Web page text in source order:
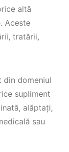
altă
Aceste
tratării,
din domeniul
supliment
alăptați,
sau